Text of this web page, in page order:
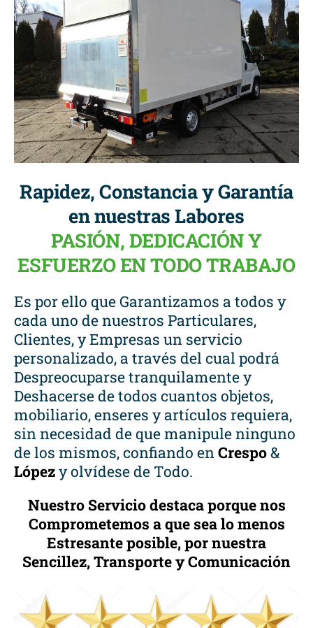
Rapidez, Constancia y Garantía
en nuestras Labores
PASIÓN, DEDICACIÓN Y
ESFUERZO EN TODO TRABAJO
Es por ello que Garantizamos a todos y
cada uno de nuestros Particulares,
Clientes, y Empresas un servicio
personalizado, a través del cual podrá
Despreocuparse tranquilamente y
Deshacerse de todos cuantos objetos,
mobiliario, enseres y artículos requiera,
sin necesidad de que manipule ninguno
de los mismos, confiando en Crespo&
Lópezy olvídese de Todo.
Nuestro Servicio destaca porque nos
Comprometemos a que sea lo menos
Estresante posible, por nuestra
Sencillez, Transporte y Comunicación